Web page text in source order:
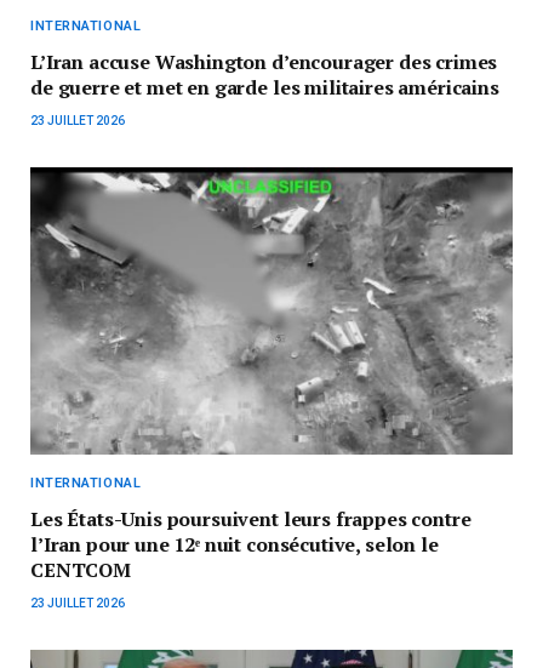
INTERNATIONAL
L’Iran accuse Washington d’encourager des crimes
de guerre et met en garde les militaires américains
23 JUILLET 2026
INTERNATIONAL
Les États-Unis poursuivent leurs frappes contre
l’Iran pour une 12ᵉ nuit consécutive, selon le
CENTCOM
23 JUILLET 2026